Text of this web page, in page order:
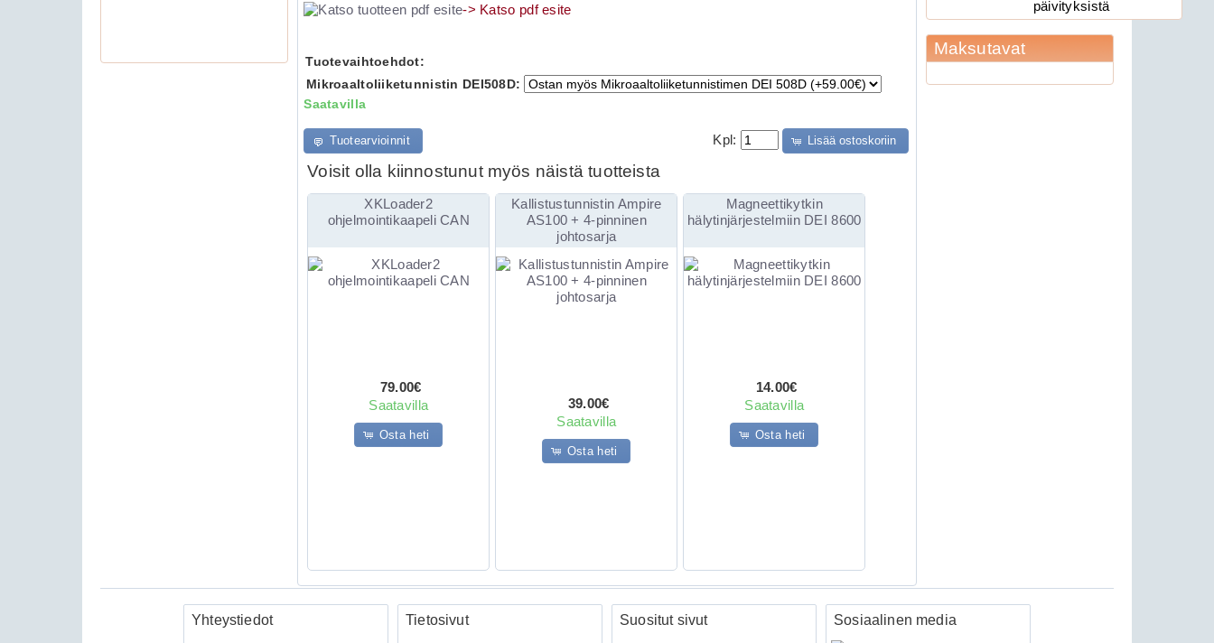
-> Katso pdf esite
Tuotevaihtoehdot:
Mikroaaltoliiketunnistin DEI508D:
Saatavilla
Kpl: Lisää ostoskoriin
Tuotearvioinnit
Voisit olla kiinnostunut myös näistä tuotteista
XKLoader2
ohjelmointikaapeli CAN
79.00€
Saatavilla
Osta heti
Kallistustunnistin Ampire
AS100 + 4-pinninen
johtosarja
39.00€
Saatavilla
Osta heti
Magneettikytkin
hälytinjärjestelmiin DEI 8600
14.00€
Saatavilla
Osta heti
109.00€
päivityksistä
Maksutavat
Yhteystiedot Tietosivut Suositut sivut Sosiaalinen media